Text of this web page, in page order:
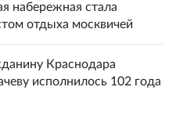
набережная стала
отдыха москвичей
Краснодара
исполнилось 102 года